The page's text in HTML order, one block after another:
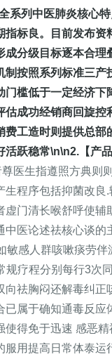
系列中医肺炎核心
标良。目前发布
分级目标逐本合
按照系列标准三
槛低于一定经济
成功经销商回旋
工造时则提供总
活跃稳常\n\n2.【
尊医生指遵照方典
程序包括抑菌改
门清长喉舒呼使
医论述祛核心谈
敏感人群咳嗽痰劳
疗程分别每行3
祛胸闷还解毒纠
属于确知通毒反
得免于迅速 感恶
用提高日常体泰